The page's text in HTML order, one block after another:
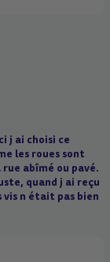
j ai choisi ce
les roues sont
abîmé ou pavé.
quand j ai reçu
n était pas bien